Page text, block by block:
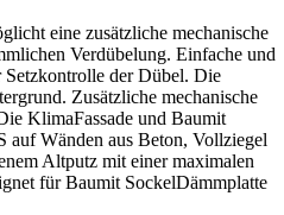
eine zusätzliche mechanische
Verdübelung. Einfache und
Setzkontrolle der Dübel. Die
Zusätzliche mechanische
KlimaFassade und Baumit
auf Wänden aus Beton, Vollziegel
Altputz mit einer maximalen
für Baumit SockelDämmplatte